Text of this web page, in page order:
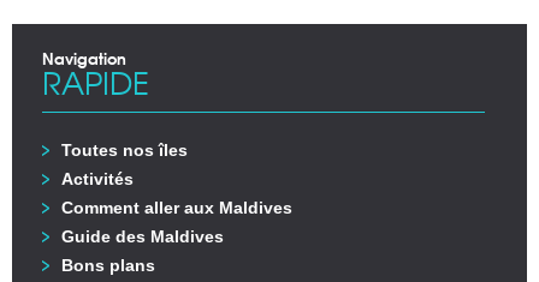
Navigation
RAPIDE
Toutes nos îles
Activités
Comment aller aux Maldives
Guide des Maldives
Bons plans